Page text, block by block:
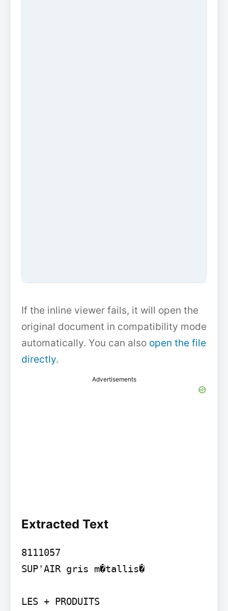
If the inline viewer fails, it will open the
original document in compatibility mode
automatically. You can also open the file
directly.
Advertisements
Extracted Text
8111057
SUP'AIR gris m�tallis�
LES + PRODUITS